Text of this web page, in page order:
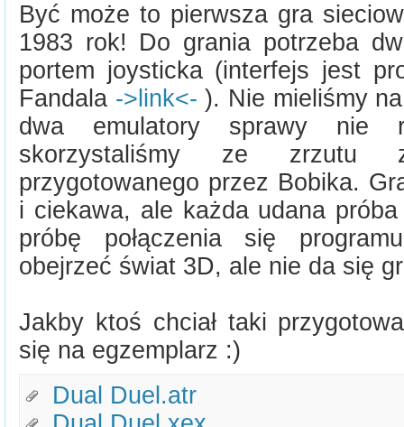
Być może to pierwsza gra
1983 rok! Do grania potrzeba
portem joysticka (interfejs jest
Fandala ->link<- ). Nie mieliśmy
dwa emulatory sprawy nie
skorzystaliśmy ze zrzutu
przygotowanego przez Bobika.
i ciekawa, ale każda udana
próbę połączenia się
obejrzeć świat 3D, ale nie da się
Jakby ktoś chciał taki
się na egzemplarz :)
Dual Duel.atr